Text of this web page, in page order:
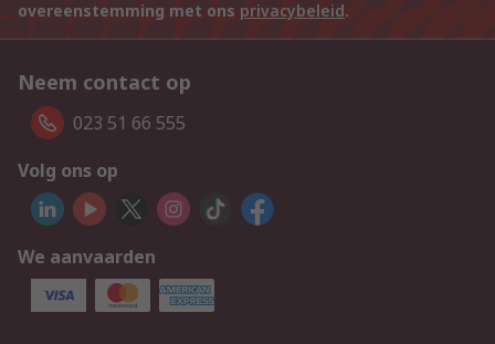
overeenstemming met ons privacybeleid.
Neem contact op
023 51 66 555
Volg ons op
We aanvaarden